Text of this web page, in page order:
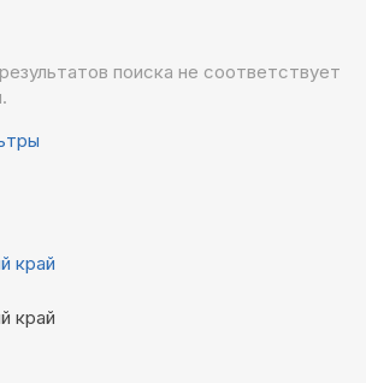
поиска не соответствует
край
край